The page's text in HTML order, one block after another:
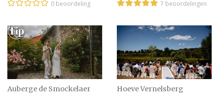
0 beoordeling 7 beoordelingen
Auberge de Smockelaer Hoeve Vernelsberg